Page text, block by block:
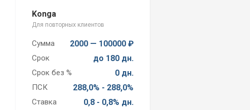
Konga
Для повторных клиентов
Сумма 2000 — 100000 ₽
Срок до 180 дн.
Срок без % 0 дн.
ПСК 288,0% - 288,0%
Ставка 0,8 - 0,8% дн.